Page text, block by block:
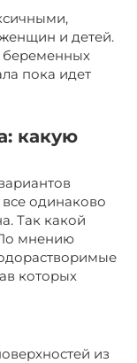
и детей.
беременных
пока идет
какую
одинаково
Так какой
мнению
которых
из